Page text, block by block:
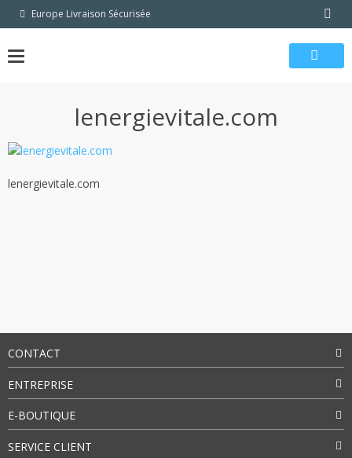
PasserEurope Livraison Sécurisée
lenergievitale.com
lenergievitale.com
CONTACT
ENTREPRISE
E-BOUTIQUE
SERVICE CLIENT